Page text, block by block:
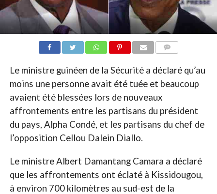
Le ministre guinéen de la Sécurité a déclaré qu’au
moins une personne avait été tuée et beaucoup
avaient été blessées lors de nouveaux
affrontements entre les partisans du président
du pays, Alpha Condé, et les partisans du chef de
l’opposition Cellou Dalein Diallo.
Le ministre Albert Damantang Camara a déclaré
que les affrontements ont éclaté à Kissidougou,
à environ 700 kilomètres au sud-est de la